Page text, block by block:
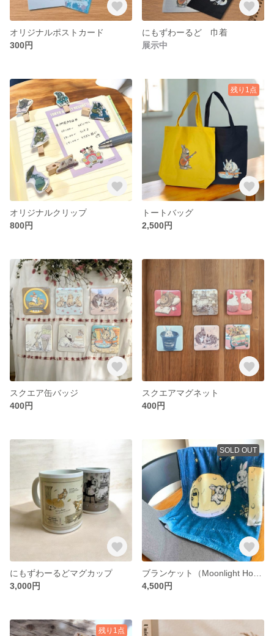
オリジナルポストカード
300円
にもずわーるど 巾着
展示中
オリジナルクリップ
800円
残り1点
トートバッグ
2,500円
スクエア缶バッジ
400円
スクエアマグネット
400円
にもずわーるどマグカップ
3,000円
SOLD OUT
4,500円
残り1点